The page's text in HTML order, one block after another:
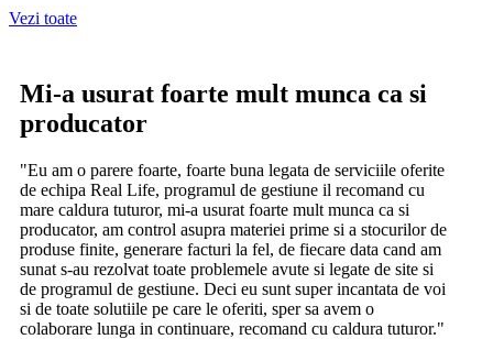
Vezi toate
Mi-a usurat foarte mult munca ca si
producator
"Eu am o parere foarte, foarte buna legata de serviciile oferite
de echipa Real Life, programul de gestiune il recomand cu
mare caldura tuturor, mi-a usurat foarte mult munca ca si
producator, am control asupra materiei prime si a stocurilor de
produse finite, generare facturi la fel, de fiecare data cand am
sunat s-au rezolvat toate problemele avute si legate de site si
de programul de gestiune. Deci eu sunt super incantata de voi
si de toate solutiile pe care le oferiti, sper sa avem o
colaborare lunga in continuare, recomand cu caldura tuturor."